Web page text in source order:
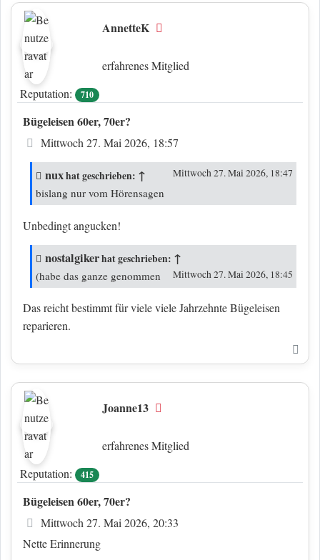
AnnetteK
erfahrenes Mitglied
Reputation:
710
Bügeleisen 60er, 70er?
Beitrag
Mittwoch 27. Mai 2026, 18:57
nuxhat geschrieben: ↑ Mittwoch 27. Mai 2026, 18:47
bislang nur vom Hörensagen
Unbedingt angucken!
nostalgikerhat geschrieben: ↑
Mittwoch 27. Mai 2026, 18:45
(habe das ganze genommen
Das reicht bestimmt für viele viele Jahrzehnte Bügeleisen
reparieren.
Joanne13
erfahrenes Mitglied
Reputation:
415
Bügeleisen 60er, 70er?
Beitrag
Mittwoch 27. Mai 2026, 20:33
Nette Erinnerung